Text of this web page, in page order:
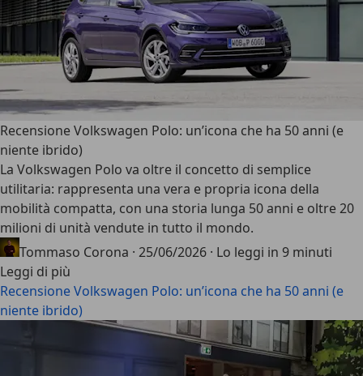
Recensione Volkswagen Polo: un’icona che ha 50 anni (e
niente ibrido)
La Volkswagen Polo va oltre il concetto di semplice
utilitaria: rappresenta una vera e propria icona della
mobilità compatta, con una storia lunga 50 anni e oltre 20
milioni di unità vendute in tutto il mondo.
Tommaso Corona · 25/06/2026 · Lo leggi in 9 minuti
Leggi di più
Recensione Volkswagen Polo: un’icona che ha 50 anni (e
niente ibrido)